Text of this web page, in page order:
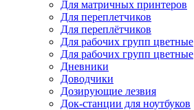
Для матричных принтеров
Для переплетчиков
Для переплётчиков
Для рабочих групп цветные
Для рабочих групп цветные
Дневники
Доводчики
Дозирующие лезвия
Док-станции для ноутбуков